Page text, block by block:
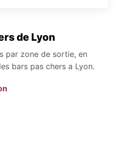
de Lyon
par zone de sortie, en
bars pas chers a Lyon.